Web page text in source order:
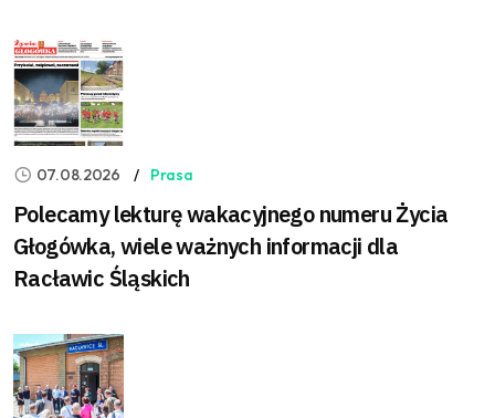
07.08.2026 Prasa
Polecamy lekturę wakacyjnego numeru Życia
Głogówka, wiele ważnych informacji dla
Racławic Śląskich